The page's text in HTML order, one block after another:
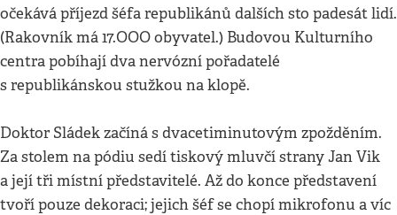
očekává příjezd šéfa republikánů dalších sto padesát lidí.
(Rakovník má 17.OOO obyvatel.) Budovou Kulturního
centra pobíhají dva nervózní pořadatelé
s republikánskou stužkou na klopě.
Doktor Sládek začíná s dvacetiminutovým zpožděním.
Za stolem na pódiu sedí tiskový mluvčí strany Jan Vik
a její tři místní představitelé. Až do konce představení
tvoří pouze dekoraci; jejich šéf se chopí mikrofonu a víc